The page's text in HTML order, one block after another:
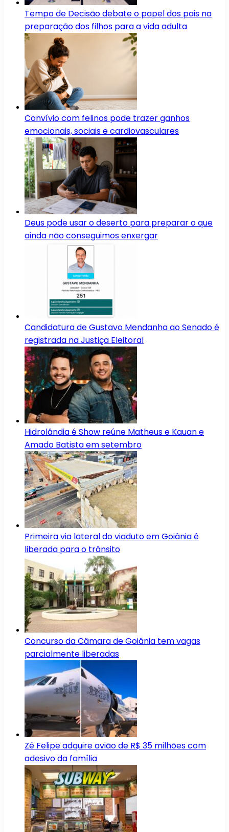
Tempo de Decisão debate o papel dos pais na
preparação dos filhos para a vida adulta
Convívio com felinos pode trazer ganhos
emocionais, sociais e cardiovasculares
Deus pode usar o deserto para preparar o que
ainda não conseguimos enxergar
Candidatura de Gustavo Mendanha ao Senado é
registrada na Justiça Eleitoral
Hidrolândia é Show reúne Matheus e Kauan e
Amado Batista em setembro
Primeira via lateral do viaduto em Goiânia é
liberada para o trânsito
Concurso da Câmara de Goiânia tem vagas
parcialmente liberadas
Zé Felipe adquire avião de R$ 35 milhões com
adesivo da família